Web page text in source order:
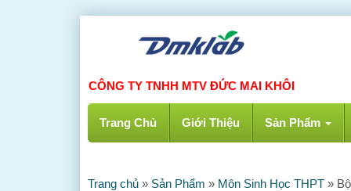
CÔNG TY TNHH MTV ĐỨC MAI KHÔI
Trang Chủ Giới Thiệu Sản Phẩm
Trang chủ » Sản Phẩm » Môn Sinh Học THPT »